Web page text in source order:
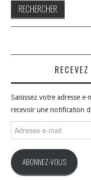
Saisissez votre adresse
recevoir une notification
e-
ABONNEZ-VOUS